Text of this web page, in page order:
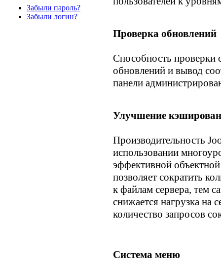
Забыли пароль?
Забыли логин?
Проверка обновлений
Способность проверки
обновлений и вывод
панели
Улучшение
Производительность
использовании
эффективной
позволяет сократить
к файлам сервера, тем
снижается нагрузка на
количество запросов
Система меню